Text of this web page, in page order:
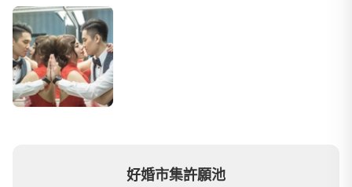
好婚市集許願池